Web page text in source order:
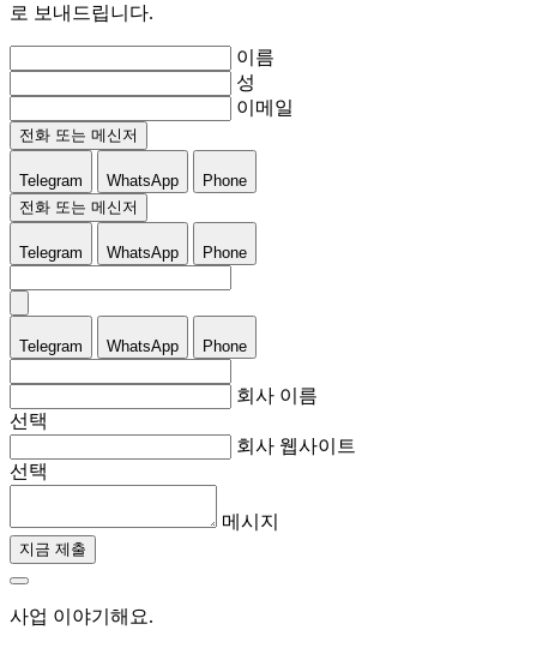
로 보내드립니다.
이름
성
이메일
전화 또는 메신저
Telegram WhatsApp
Phone
전화 또는 메신저
Telegram WhatsApp Phone
Telegram WhatsApp Phone
회사 이름
선택
회사 웹사이트
선택
메시지
지금 제출
사업 이야기해요.